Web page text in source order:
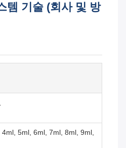
템 기술 (회사 및 방
5ml, 6ml, 7ml, 8ml, 9ml,